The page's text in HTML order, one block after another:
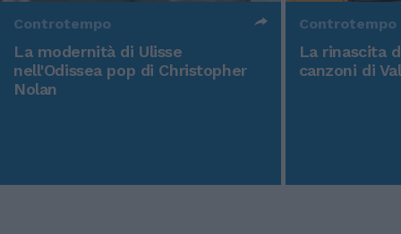
Controtempo
La modernità di Ulisse
nell'Odissea pop di Christopher
Nolan
Controtempo
La rinascita
canzoni di